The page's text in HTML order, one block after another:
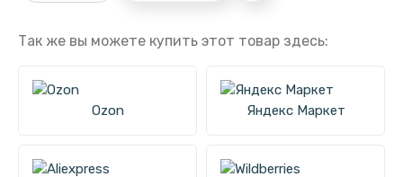
Так же вы можете купить этот товар здесь:
Ozon Яндекс Маркет